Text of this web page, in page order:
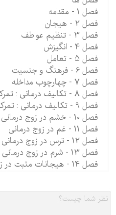
فصل 1 - مقدمه
فصل 2 - هیجان
فصل 3 - تنظیم عواطف
فصل 4 - انگیزش
فصل 5 - تعامل
فصل 6 - فرهنگ و جنسیت
فصل 7 - چهارچوب مداخله
فصل 8 - تکالیف درمانی : تمرکز بر چرخه های تعاملی
فصل 9 - تکالیف درمانی : تمرکز بر تجارب هیجانی فردی
فصل 10 - خشم در زوج درمانی
فصل 11 - غم در زوج درمانی
فصل 12 - ترس در زوج درمانی
فصل 13 - شرم در زوج درمانی
فصل 14 - هیجانات مثبت در زوج درمانی